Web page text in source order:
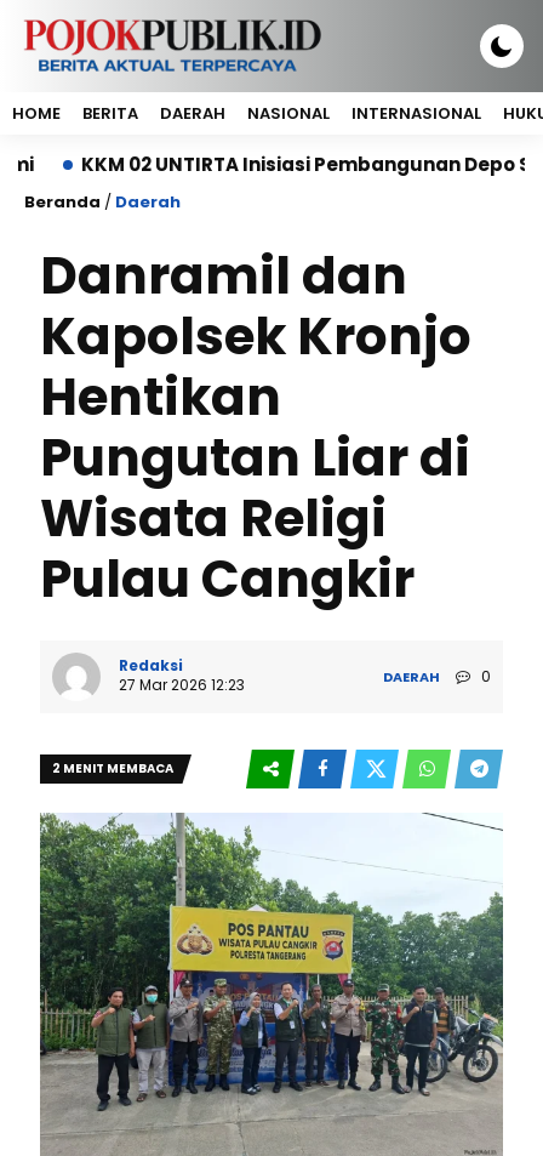
HOME BERITA DAERAH NASIONAL INTERNASIONAL
KKM 02 UNTIRTA Inisiasi Pembangunan Depo
Beranda / Daerah
Danramil dan
Kapolsek Kronjo
Hentikan
Pungutan Liar di
Wisata Religi
Pulau Cangkir
Redaksi
27 Mar 2026 12:23
DAERAH 0
2 MENIT MEMBACA